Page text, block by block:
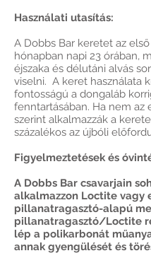
Használati utasítás:
A Dobbs Bar keretet az
hónapban napi 23 órában,
éjszaka és délutáni alvás
viselni. A keret használata
fontosságú a dongaláb
fenntartásában. Ha nem az
szerint alkalmazzák a
százalékos az újbóli
Figyelmeztetések és
A Dobbs Bar csavarjain
alkalmazzon Loctite vagy
pillanatragasztó-alapú
pillanatragasztó/Loctite
lép a polikarbonát
annak gyengülését és